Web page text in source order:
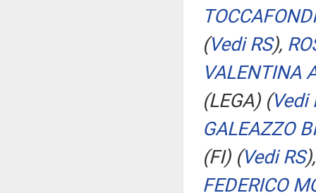
TOCCAFONDI
(Vedi RS),
VALENTINA
(LEGA) (Vedi
GALEAZZO
(FI) (Vedi RS)
FEDERICO